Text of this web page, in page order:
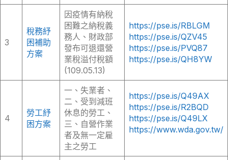
3
稅務紓
困補助
方案
因疫情有納稅
困難之納稅義
務人、財政部
發布可退還營
業稅溢付稅額
(109.05.13)
https://pse.is/RBLGM
https://pse.is/QZV45
https://pse.is/PVQ87
https://pse.is/QH8YW
4
勞工紓
困方案
一、失業者、
二、受到減班
休息的勞工、
三、自營作業
者及無一定雇
主之勞工
https://pse.is/Q49AX
https://pse.is/R2BQD
https://pse.is/Q49LX
https://www.wda.gov.tw/